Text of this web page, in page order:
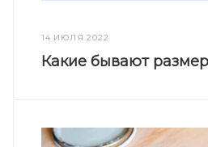
14 ИЮЛЯ 2022
Какие бывают